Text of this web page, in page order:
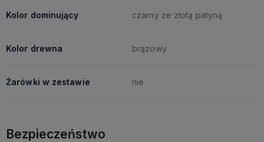
Kolor dominujący czarny ze złotą patyną
Kolor drewna brązowy
Żarówki w zestawie nie
Bezpieczeństwo